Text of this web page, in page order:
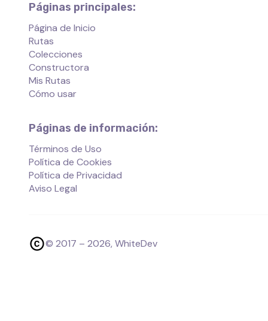
Páginas principales:
Página de Inicio
Rutas
Colecciones
Constructora
Mis Rutas
Cómo usar
Páginas de información:
Términos de Uso
Política de Cookies
Política de Privacidad
Aviso Legal
© 2017 – 2026, WhiteDev